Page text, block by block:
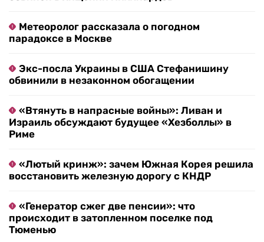
Метеоролог рассказала о погодном
парадоксе в Москве
Экс-посла Украины в США Стефанишину
обвинили в незаконном обогащении
«Втянуть в напрасные войны»: Ливан и
Израиль обсуждают будущее «Хезболлы» в
Риме
«Лютый кринж»: зачем Южная Корея решила
восстановить железную дорогу с КНДР
«Генератор сжег две пенсии»: что
происходит в затопленном поселке под
Тюменью